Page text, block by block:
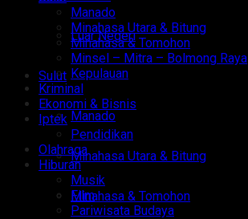
Luar Negeri
Sulut
Manado
Minahasa Utara & Bitung
Minahasa & Tomohon
Manado
Minahasa Utara & Bitung
Minahasa & Tomohon
Minsel – Mitra – Bolmong Raya
Kepulauan
Kriminal
Ekonomi & Bisnis
Iptek
Pendidikan
Olahraga
Hiburan
Musik
Film
Pariwisata Budaya